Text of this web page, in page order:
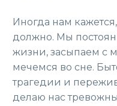
Иногда нам
должно. Мы
жизни, засыпаем с
мечемся во сне.
трагедии и
делаю нас